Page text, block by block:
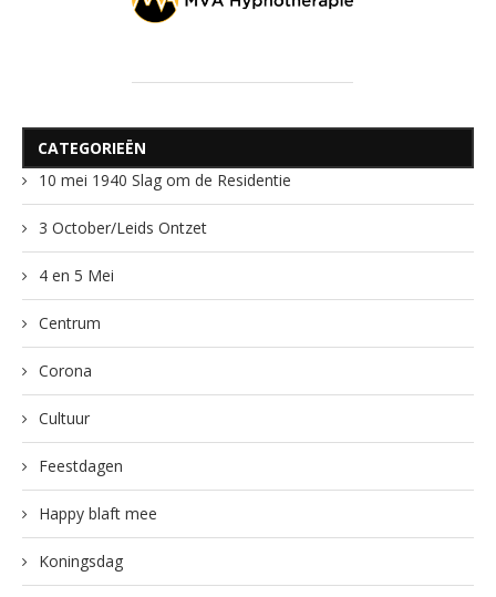
CATEGORIEËN
10 mei 1940 Slag om de Residentie
3 October/Leids Ontzet
4 en 5 Mei
Centrum
Corona
Cultuur
Feestdagen
Happy blaft mee
Koningsdag